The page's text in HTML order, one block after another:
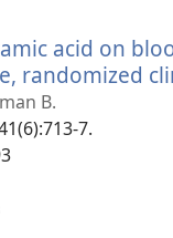
окне)
acid on
randomized
B.
7.